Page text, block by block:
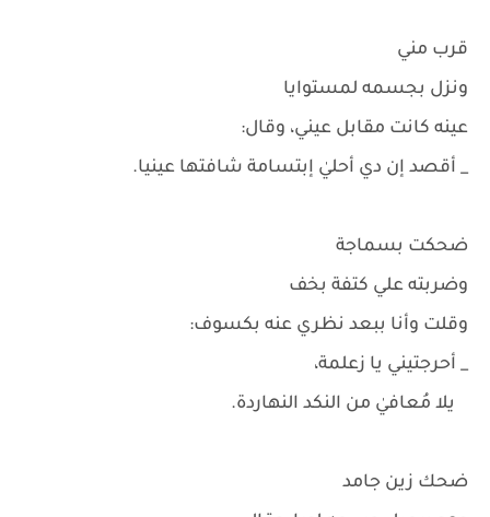
قرب مني
ونزل بجسمه لمستوايا
عينه كانت مقابل عيني، وقال:
_ أقصد إن دي أحليٰ إبتسامة شافتها عينيا.
ضحكت بسماجة
وضربته علي كتفة بخف
وقلت وأنا ببعد نظري عنه بكسوف:
_ أحرجتيني يا زعلمة،
يلا مُعافيٰ من النكد النهاردة.
ضحك زين جامد